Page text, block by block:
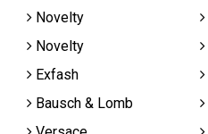
Novelty
Novelty
Exfash
Bausch & Lomb